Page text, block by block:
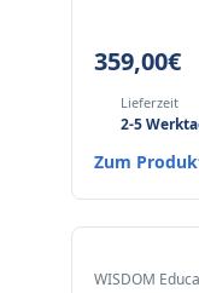
359,00€
Lieferzeit
2-5
Zum
WISDOM